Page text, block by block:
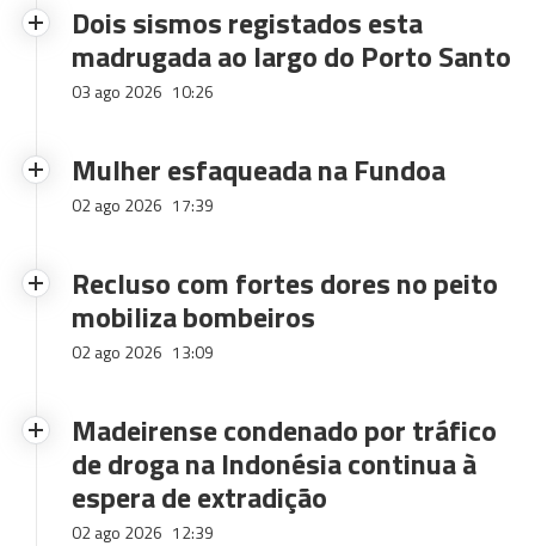
Dois sismos registados esta
madrugada ao largo do Porto Santo
03 ago 2026 10:26
Mulher esfaqueada na Fundoa
02 ago 2026 17:39
Recluso com fortes dores no peito
mobiliza bombeiros
02 ago 2026 13:09
Madeirense condenado por tráfico
de droga na Indonésia continua à
espera de extradição
02 ago 2026 12:39